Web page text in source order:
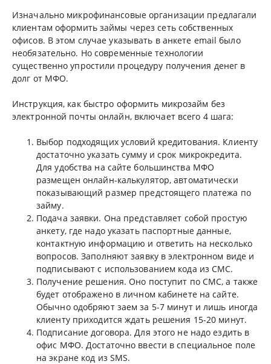
Изначально микрофинансовые организации предлагали
клиентам оформить займы через сеть собственных
офисов. В этом случае указывать в анкете email было
необязательно. Но современные технологии
существенно упростили процедуру получения денег в
долг от МФО.
Инструкция, как быстро оформить микрозайм без
электронной почты онлайн, включает всего 4 шага:
Выбор подходящих условий кредитования. Клиенту
достаточно указать сумму и срок микрокредита.
Для удобства на сайте большинства МФО
размещен онлайн-калькулятор, автоматически
показывающий размер предстоящего платежа по
займу.
Подача заявки. Она представляет собой простую
анкету, где надо указать паспортные данные,
контактную информацию и ответить на несколько
вопросов. Заполняют заявку в электронном виде и
подписывают с использованием кода из СМС.
Получение решения. Оно поступит по СМС, а также
будет отображено в личном кабинете на сайте.
Обычно одобряют заем за 5-7 минут и лишь иногда
клиенту приходится ждать решения 15-20 минут.
Подписание договора. Для этого не надо ездить в
офис МФО. Достаточно ввести в специальное поле
на экране код из SMS.